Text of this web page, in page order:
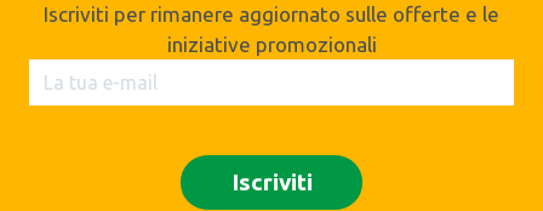
Iscriviti per rimanere aggiornato sulle offerte e le
iniziative promozionali